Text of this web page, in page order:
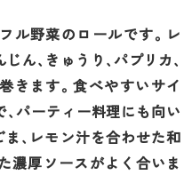
ル野菜のロールです。レ
ん、きゅうり、パプリカ、
きます。食べやすいサイ
パーティー料理にも向い
、レモン汁を合わせた和
濃厚ソースがよく合いま